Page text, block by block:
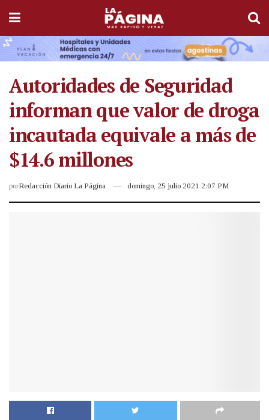
Autoridades de Seguridad
informan que valor de droga
incautada equivale a más de
$14.6 millones
porRedacción Diario La Página domingo, 25 julio 2021 2:07 PM